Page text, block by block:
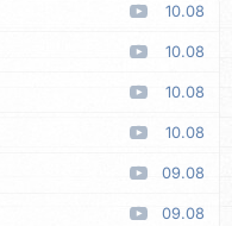
10.08
10.08
10.08
10.08
09.08
09.08